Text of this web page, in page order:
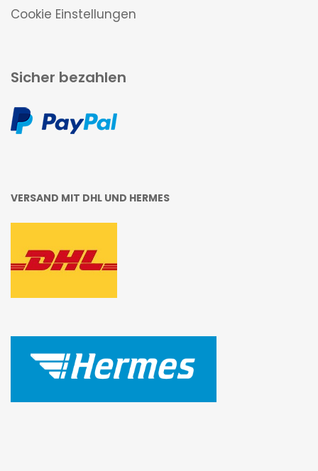
Cookie Einstellungen
Sicher bezahlen
VERSAND MIT DHL UND HERMES